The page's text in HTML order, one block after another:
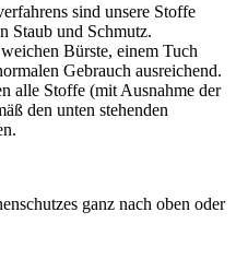
sind unsere Stoffe
Staub und Schmutz.
Bürste, einem Tuch
Gebrauch ausreichend.
alle Stoffe (mit Ausnahme der
den unten stehenden
ganz nach oben oder